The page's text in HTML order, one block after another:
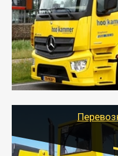
- Перевозка
быстрый и
легковых
город.
- Наша транспортная
машин автовозом,
учетом всех